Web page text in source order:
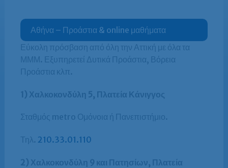
Αθήνα – Προάστια & online μαθήματα
Εύκολη πρόσβαση από όλη την Αττική με όλα τα
ΜΜΜ. Εξυπηρετεί Δυτικά Προάστια, Βόρεια
Προάστια κλπ.
1) Χαλκοκονδύλη 5, Πλατεία Κάνιγγος
Σταθμός metro Ομόνοια ή Πανεπιστήμιο.
Τηλ. 210.33.01.110
2) Χαλκοκονδύλη 9 και Πατησίων, Πλατεία